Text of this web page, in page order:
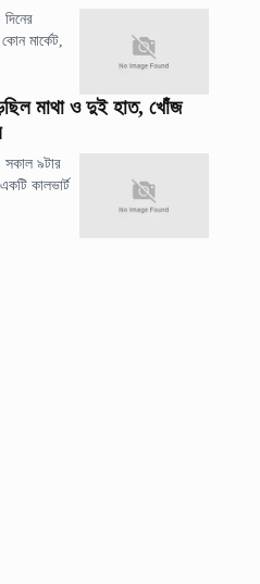
মার্কেট,
মাথা ও দুই হাত, খোঁজ
৯টার
কালভার্ট